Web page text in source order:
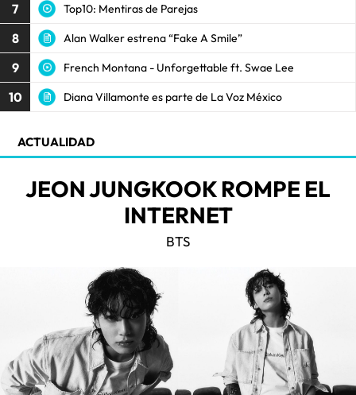
7 Top10: Mentiras de Parejas
8 Alan Walker estrena “Fake A Smile”
9 French Montana - Unforgettable ft. Swae Lee
10 Diana Villamonte es parte de La Voz México
ACTUALIDAD
JEON JUNGKOOK ROMPE EL
INTERNET
BTS